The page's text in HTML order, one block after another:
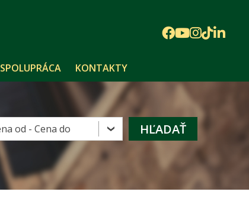
SPOLUPRÁCA KONTAKTY